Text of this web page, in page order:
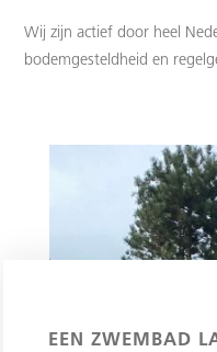
Wij zijn actief door heel
bodemgesteldheid en
EEN ZWEMBAD